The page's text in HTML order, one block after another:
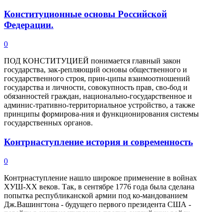
Конституционные основы Российской
Федерации.
0
ПОД КОНСТИТУЦИЕЙ понимается главный закон
государства, зак-репляющий основы общественного и
государственного строя, прин-ципы взаимоотношений
государства и личности, совокупность прав, сво-бод и
обязанностей граждан, национально-государственное и
админис-тративно-территориальное устройство, а также
принципы формирова-ния и функционирования системы
государственных органов.
Контрнаступление история и современность
0
Контрнаступление нашло широкое применение в войнах
ХУШ-ХХ веков. Так, в сентябре 1776 года была сделана
попытка республиканской армии под ко-мандованием
Дж.Вашингтона - будущего первого президента США -